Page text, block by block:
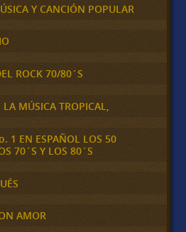
Y CANCIÓN POPULAR
ROCK 70/80´S
LA MÚSICA TROPICAL,
1 EN ESPAÑOL LOS 50
70´S Y LOS 80´S
AMOR